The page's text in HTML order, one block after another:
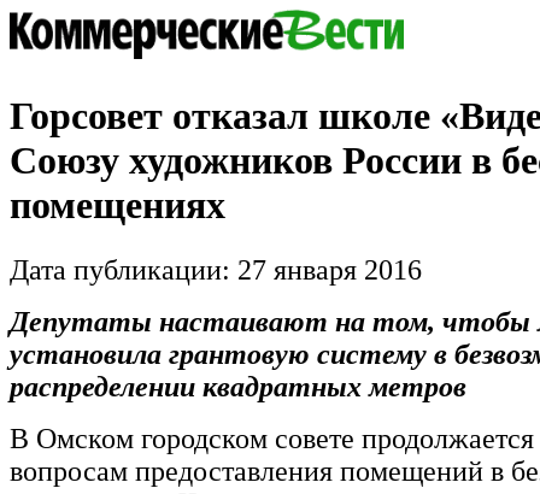
Горсовет отказал школе
Союзу художников России в
помещениях
Дата публикации: 27 января 2016
Депутаты настаивают на том, чтобы
установила грантовую систему в
распределении квадратных метров
В Омском городском совете
вопросам предоставления помещений в